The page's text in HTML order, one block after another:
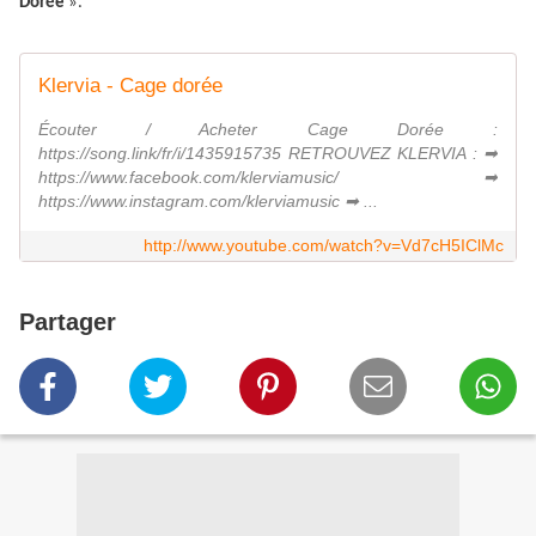
Klervia - Cage dorée
Écouter / Acheter Cage Dorée :
https://song.link/fr/i/1435915735 RETROUVEZ KLERVIA : ➡
https://www.facebook.com/klerviamusic/ ➡
https://www.instagram.com/klerviamusic ➡ ...
http://www.youtube.com/watch?v=Vd7cH5IClMc
Partager